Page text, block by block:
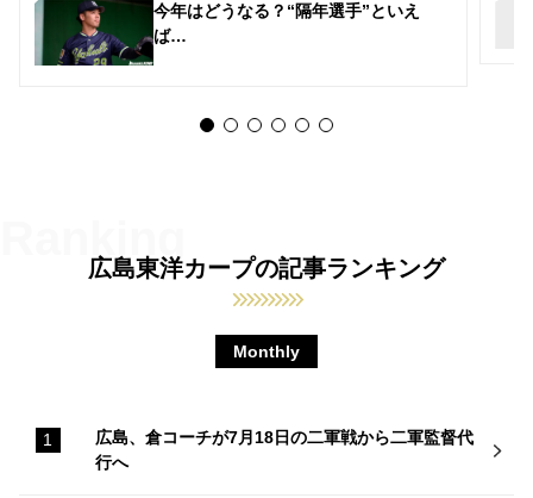
今年はどうなる？“隔年選手”といえ
ば…
広島東洋カープの記事ランキング
Monthly
広島、倉コーチが7月18日の二軍戦から二軍監督代
行へ